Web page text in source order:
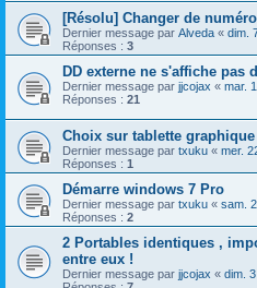
[Résolu] Changer de
Dernier message par Alveda « dim.
Réponses : 3
DD externe ne s'affiche pas
Dernier message par jjcojax « mar.
Réponses : 21
Choix sur tablette
Dernier message par txuku « mer.
Réponses : 1
Démarre windows 7 Pro
Dernier message par txuku « sam.
Réponses : 2
2 Portables identiques ,
entre eux !
Dernier message par jjcojax « dim.